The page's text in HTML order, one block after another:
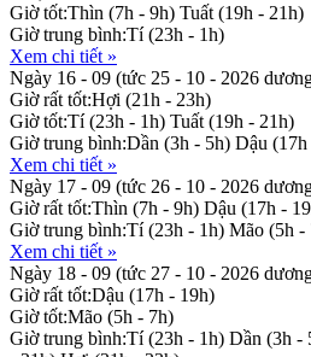
Giờ tốt:Thìn (7h - 9h) Tuất (19h - 21h)
Giờ trung bình:Tí (23h - 1h)
Xem chi tiết »
Ngày 16 - 09 (tức 25 - 10 - 2026
Giờ rất tốt:Hợi (21h - 23h)
Giờ tốt:Tí (23h - 1h) Tuất (19h - 21h)
Giờ trung bình:Dần (3h - 5h) Dậu
Xem chi tiết »
Ngày 17 - 09 (tức 26 - 10 - 2026
Giờ rất tốt:Thìn (7h - 9h) Dậu (17h -
Giờ trung bình:Tí (23h - 1h) Mão (5h -
Xem chi tiết »
Ngày 18 - 09 (tức 27 - 10 - 2026
Giờ rất tốt:Dậu (17h - 19h)
Giờ tốt:Mão (5h - 7h)
Giờ trung bình:Tí (23h - 1h) Dần (3h -